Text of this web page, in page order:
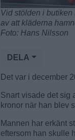
Vid stölden i
av att kläderna
Foto: Hans Nilsson
DELA
Det var i december
Snart visade det sig
kronor när han blev
Mannen har erkänt
eftersom han skulle